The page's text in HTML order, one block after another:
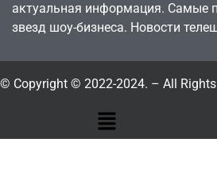
актуальная информация. Самые
звезд шоу-бизнеса. Новости
© Copyright © 2022-2024. – All Rights